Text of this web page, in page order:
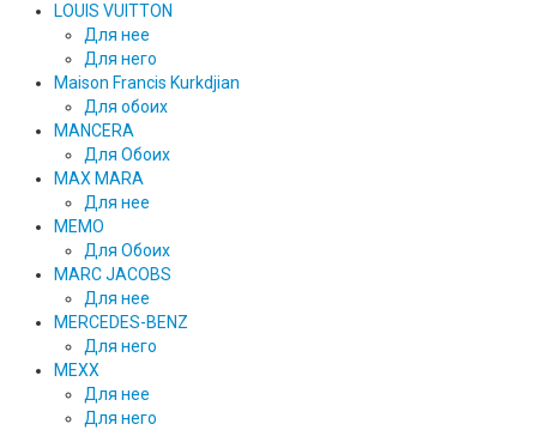
LOUIS VUITTON
Для нее
Для него
Maison Francis Kurkdjian
Для обоих
MANCERA
Для Обоих
MAX MARA
Для нее
MEMO
Для Обоих
MARC JACOBS
Для нее
MERCEDES-BENZ
Для него
MEXX
Для нее
Для него